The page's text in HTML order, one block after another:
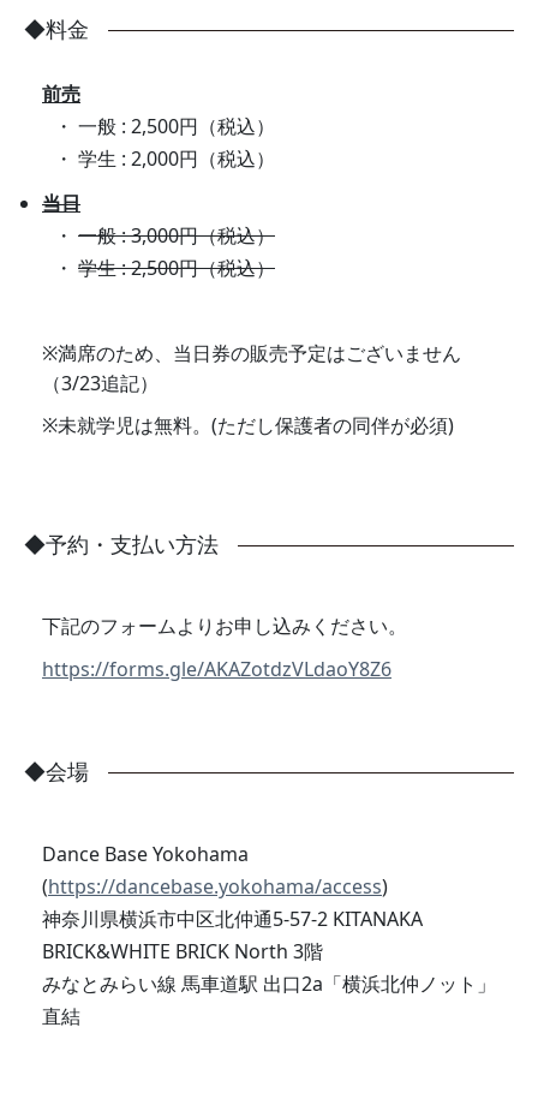
料金
前売
一般 : 2,500円（税込）
学生 : 2,000円（税込）
当日
一般 : 3,000円（税込）
学生 : 2,500円（税込）
※満席のため、当日券の販売予定はございません
（3/23追記）
※未就学児は無料。(ただし保護者の同伴が必須)
予約・支払い方法
下記のフォームよりお申し込みください。
https://forms.gle/AKAZotdzVLdaoY8Z6
会場
Dance Base Yokohama
(https://dancebase.yokohama/access)
神奈川県横浜市中区北仲通5-57-2 KITANAKA
BRICK&WHITE BRICK North 3階
みなとみらい線 馬車道駅 出口2a「横浜北仲ノット」
直結